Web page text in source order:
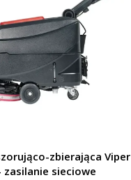
zbierająca Viper
zasilanie sieciowe